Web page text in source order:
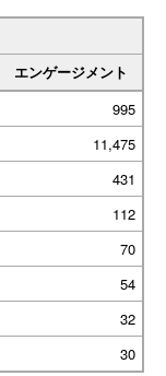
エンゲージメント
995
11,475
431
112
70
54
32
30